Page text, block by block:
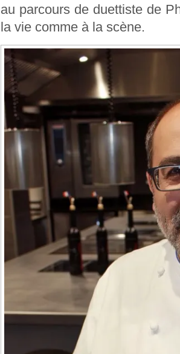
au parcours de duettiste de
la vie comme à la scène.